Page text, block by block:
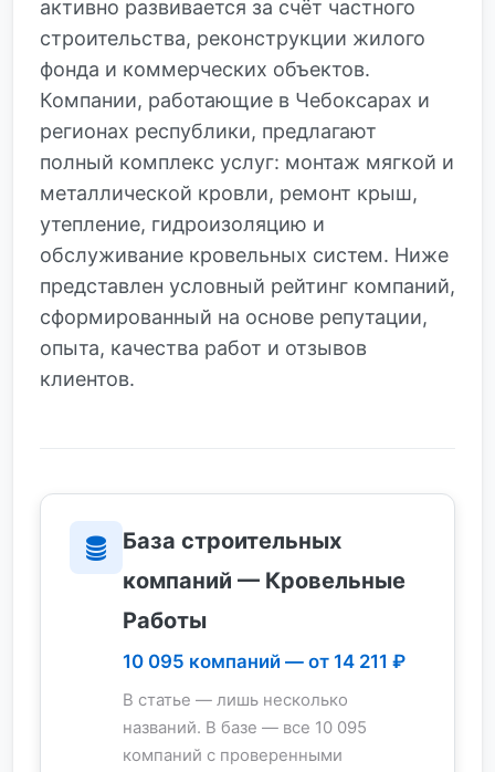
активно развивается за счёт частного
строительства, реконструкции жилого
фонда и коммерческих объектов.
Компании, работающие в Чебоксарах и
регионах республики, предлагают
полный комплекс услуг: монтаж мягкой и
металлической кровли, ремонт крыш,
утепление, гидроизоляцию и
обслуживание кровельных систем. Ниже
представлен условный рейтинг компаний,
сформированный на основе репутации,
опыта, качества работ и отзывов
клиентов.
База строительных
компаний — Кровельные
Работы
10 095 компаний — от 14 211 ₽
В статье — лишь несколько
названий. В базе — все 10 095
компаний с проверенными